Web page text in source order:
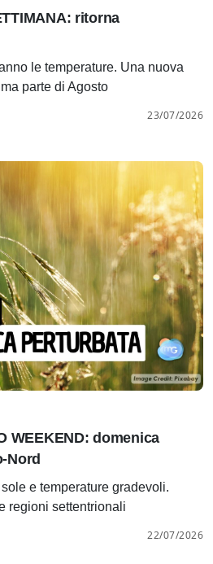
ritorna
le temperature. Una nuova
parte di Agosto
23/07/2026
WEEKEND: domenica
Nord
e temperature gradevoli.
regioni settentrionali
22/07/2026